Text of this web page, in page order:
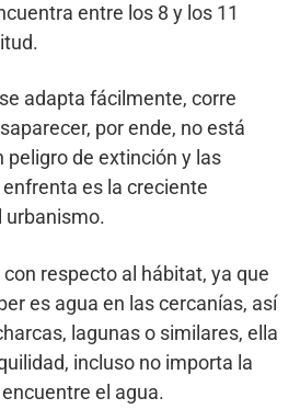
entre los 8 y los 11
adapta fácilmente, corre
por ende, no está
de extinción y las
es la creciente
urbanismo.
respecto al hábitat, ya que
es agua en las cercanías, así
lagunas o similares, ella
incluso no importa la
el agua.